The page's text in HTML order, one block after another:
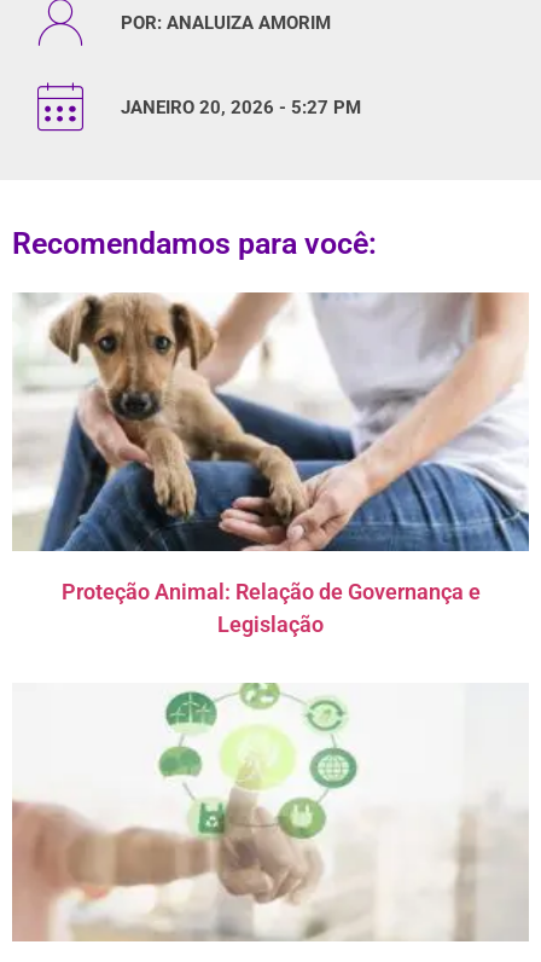
POR: ANALUIZA AMORIM
JANEIRO 20, 2026 - 5:27 PM
Recomendamos para você:
Proteção Animal: Relação de Governança e
Legislação